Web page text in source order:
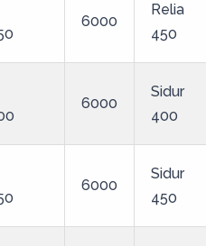
6000
Relia
450
6000
Sidur
400
6000
Sidur
450